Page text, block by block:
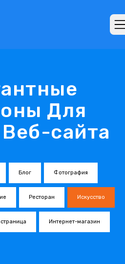
Для
сайта
Блог Фотография
Ресторан Искусство
Интернет-магазин